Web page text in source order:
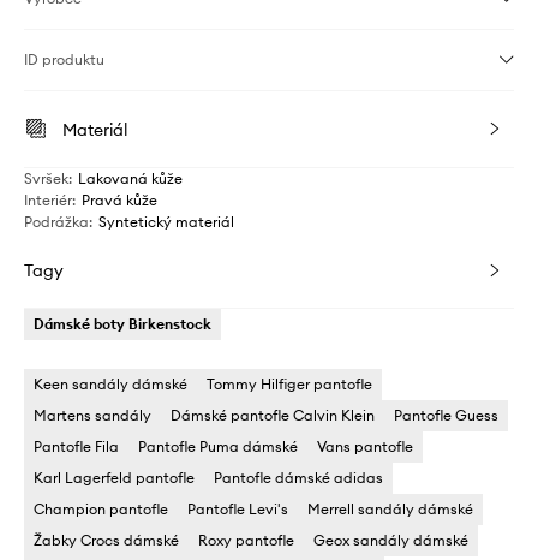
ID produktu
Materiál
Svršek: Lakovaná kůže
Interiér: Pravá kůže
Podrážka: Syntetický materiál
Tagy
Dámské boty Birkenstock
Keen sandály dámské
Tommy Hilfiger pantofle
Martens sandály
Dámské pantofle Calvin Klein
Pantofle Guess
Pantofle Fila
Pantofle Puma dámské
Vans pantofle
Karl Lagerfeld pantofle
Pantofle dámské adidas
Champion pantofle
Pantofle Levi's
Merrell sandály dámské
Žabky Crocs dámské
Roxy pantofle
Geox sandály dámské